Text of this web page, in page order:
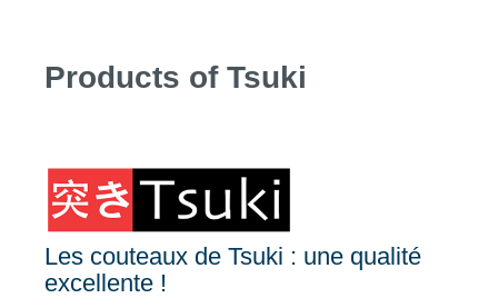
Products of Tsuki
Les couteaux de Tsuki : une qualité
excellente !